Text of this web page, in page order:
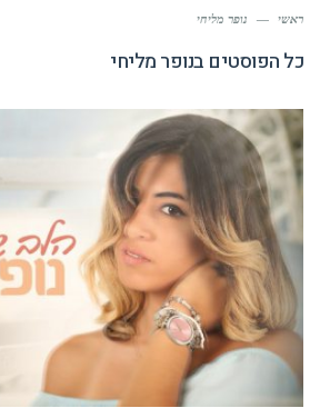
ראשי — נופר מליחי
כל הפוסטים בנופר מליחי